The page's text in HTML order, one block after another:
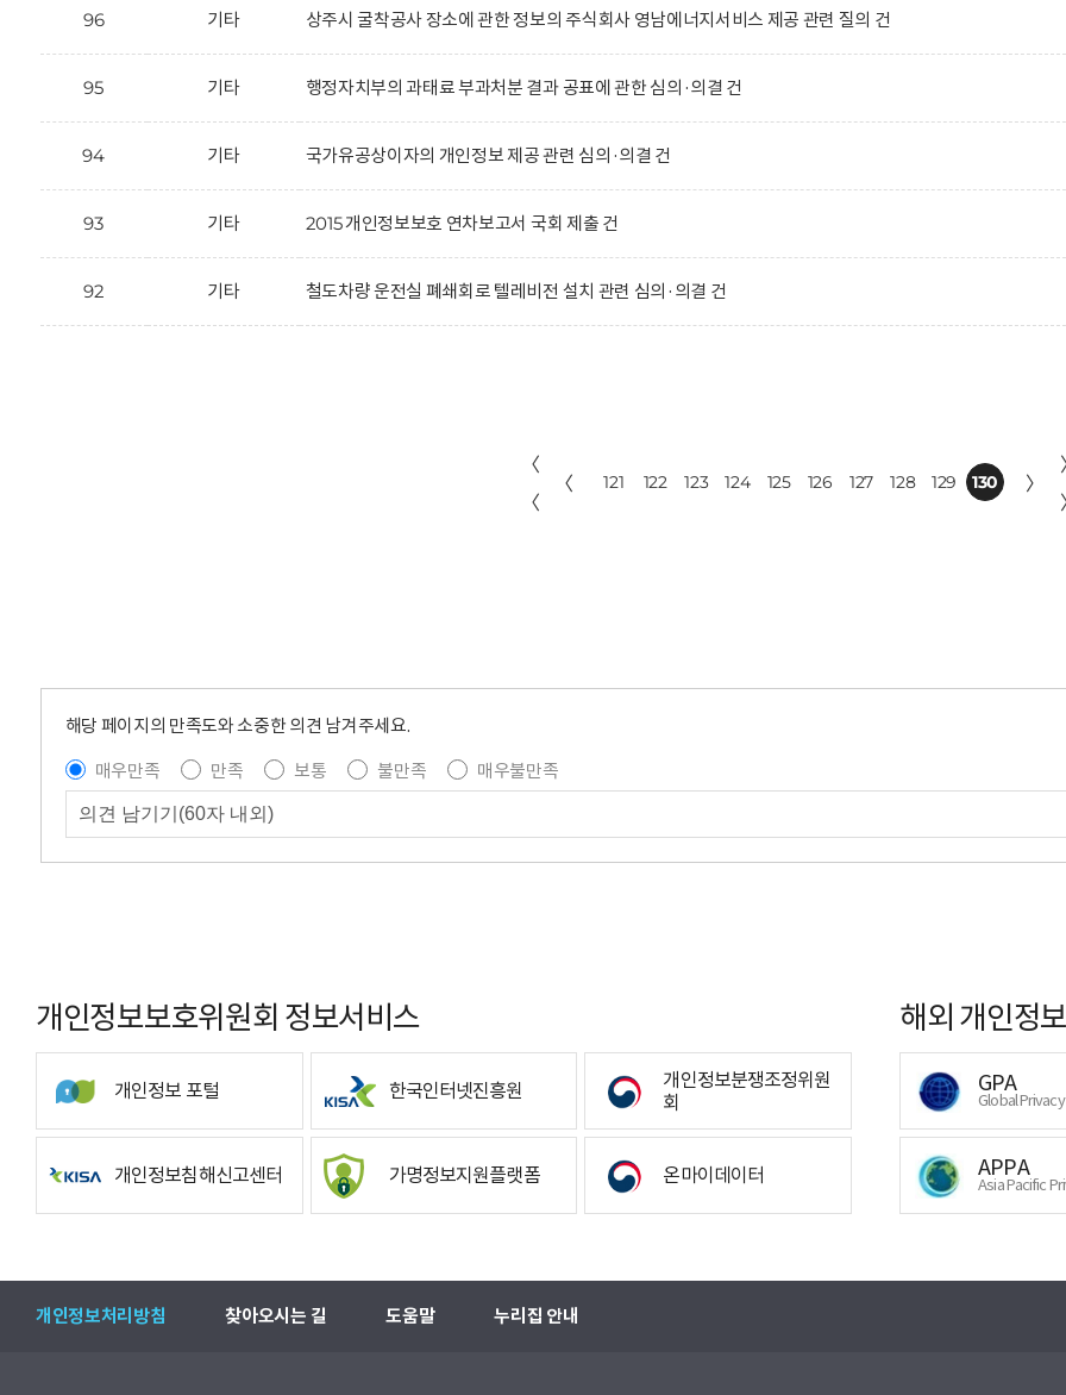
96 기타 상주시 굴착공사 장소에 관한 정보의 주식회사 영남에너지서비스 제공 관련 질의 건
95 기타 행정자치부의 과태료 부과처분 결과 공표에 관한 심의·의결 건
94 기타 국가유공상이자의 개인정보 제공 관련 심의·의결 건
93 기타 2015 개인정보보호 연차보고서 국회 제출 건
92 기타 철도차량 운전실 폐쇄회로 텔레비전 설치 관련 심의·의결 건
〈
〈
〈 121 122 123 124 125 126 127 128 129 130 〉
해당 페이지의 만족도와 소중한 의견 남겨주세요.
매우만족
만족 보통 불만족
매우불만족
개인정보보호위원회 정보서비스
개인정보 포털 한국인터넷진흥원
개인정보분쟁조정위원
회
개인정보침해신고센터 가명정보지원플랫폼 온마이데이터
해외 개인정
GPA
Global
APPA
Asia Pacific
개인정보처리방침 찾아오시는 길 도움말 누리집 안내